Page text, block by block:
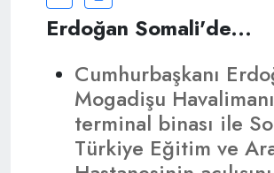
Erdoğan Somali'de...
Cumhurbaşkanı
Mogadişu Havalimanı
terminal binası ile
Türkiye Eğitim ve